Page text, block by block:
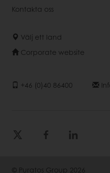
Kontakta oss
Välj ett land
Corporate website
+46 (0)40 86400
© Puratos Group 2026